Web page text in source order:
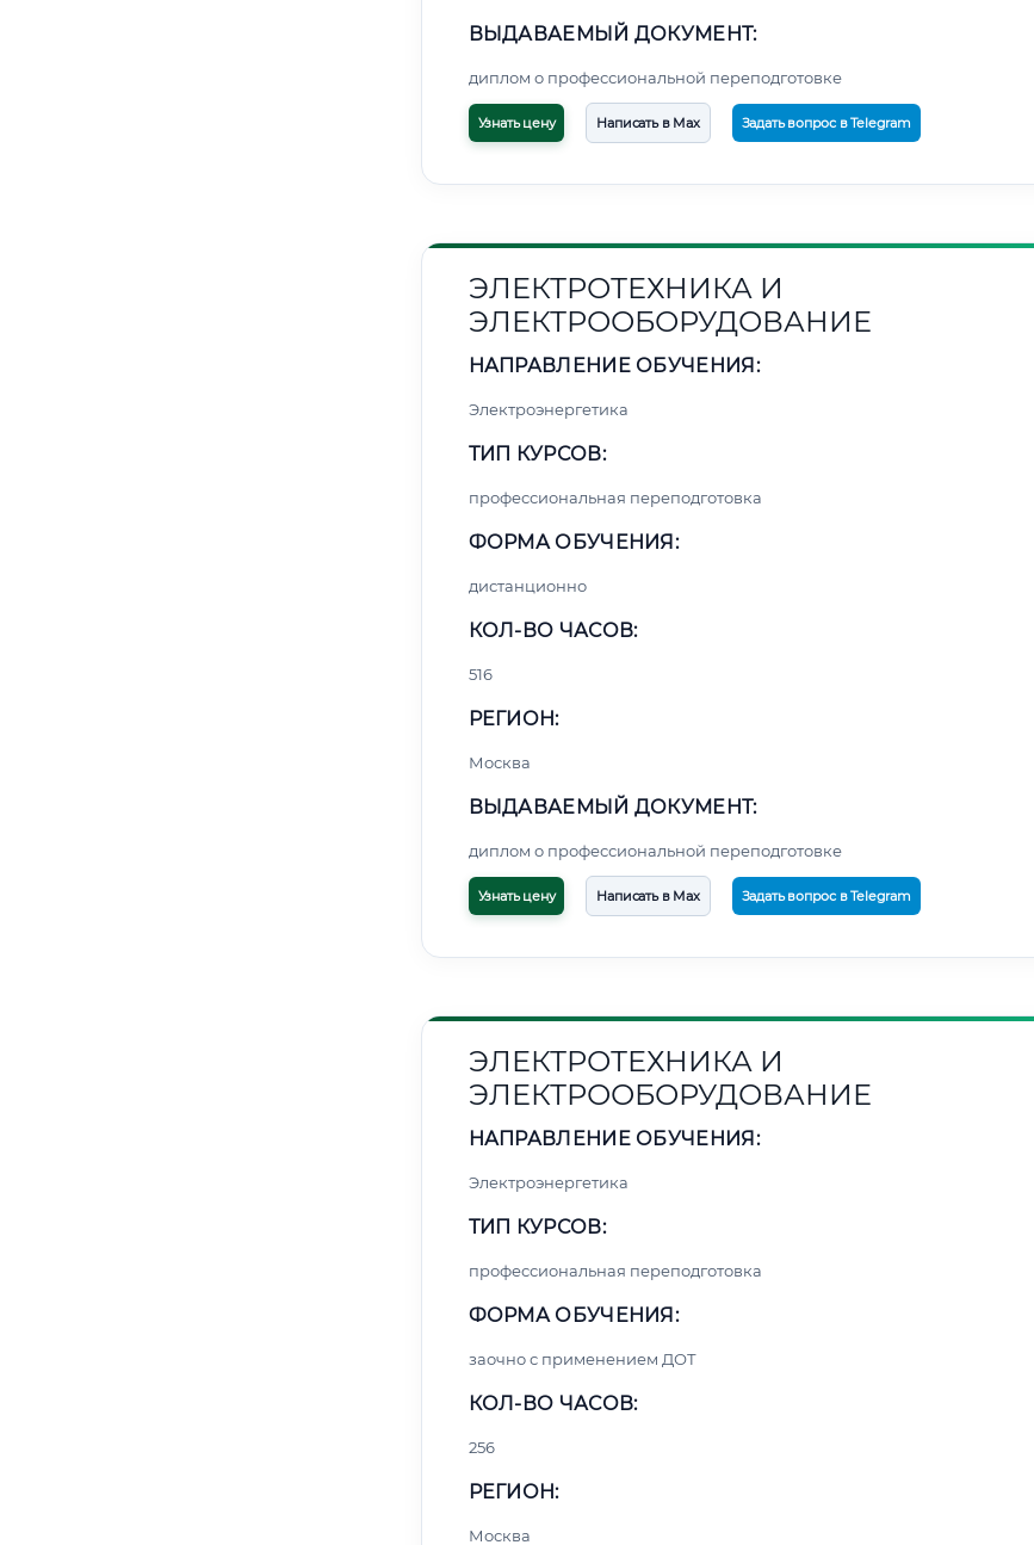
ВЫДАВАЕМЫЙ ДОКУМЕНТ:
диплом о профессиональной переподготовке
Узнать цену Написать в Max Задать вопрос в Telegram
ЭЛЕКТРОТЕХНИКА И
ЭЛЕКТРООБОРУДОВАНИЕ
НАПРАВЛЕНИЕ ОБУЧЕНИЯ:
Электроэнергетика
ТИП КУРСОВ:
профессиональная переподготовка
ФОРМА ОБУЧЕНИЯ:
дистанционно
КОЛ-ВО ЧАСОВ:
516
РЕГИОН:
Москва
ВЫДАВАЕМЫЙ ДОКУМЕНТ:
диплом о профессиональной переподготовке
Узнать цену Написать в Max Задать вопрос в Telegram
ЭЛЕКТРОТЕХНИКА И
ЭЛЕКТРООБОРУДОВАНИЕ
НАПРАВЛЕНИЕ ОБУЧЕНИЯ:
Электроэнергетика
ТИП КУРСОВ:
профессиональная переподготовка
ФОРМА ОБУЧЕНИЯ:
заочно с применением ДОТ
КОЛ-ВО ЧАСОВ:
256
РЕГИОН:
Москва